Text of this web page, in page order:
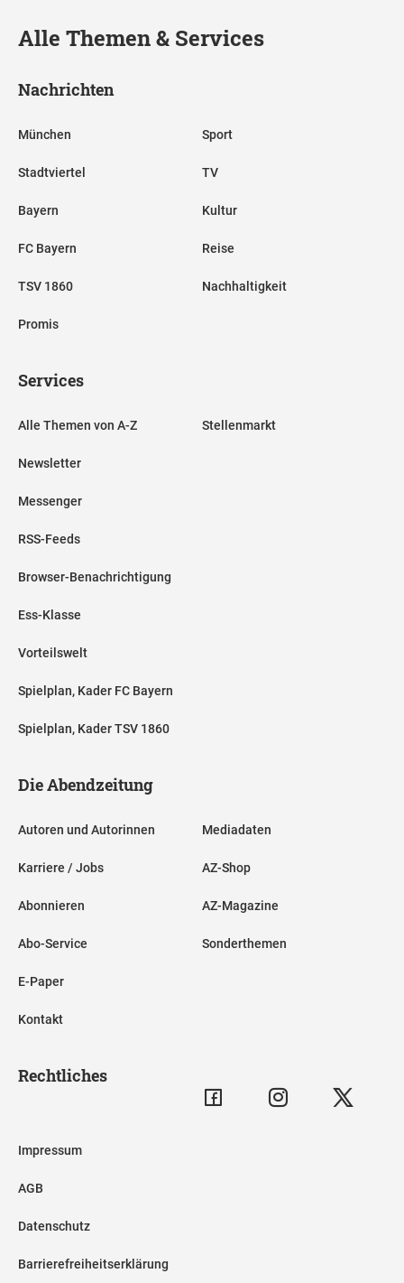
Alle Themen & Services
Nachrichten
München
Stadtviertel
Bayern
FC Bayern
TSV 1860
Promis
Sport
TV
Kultur
Reise
Nachhaltigkeit
Services
Alle Themen von A-Z
Newsletter
Messenger
RSS-Feeds
Browser-Benachrichtigung
Ess-Klasse
Vorteilswelt
Spielplan, Kader FC Bayern
Spielplan, Kader TSV 1860
Stellenmarkt
Die Abendzeitung
Autoren und Autorinnen
Karriere / Jobs
Abonnieren
Abo-Service
E-Paper
Kontakt
Mediadaten
AZ-Shop
AZ-Magazine
Sonderthemen
Rechtliches
Impressum
AGB
Datenschutz
Barrierefreiheitserklärung